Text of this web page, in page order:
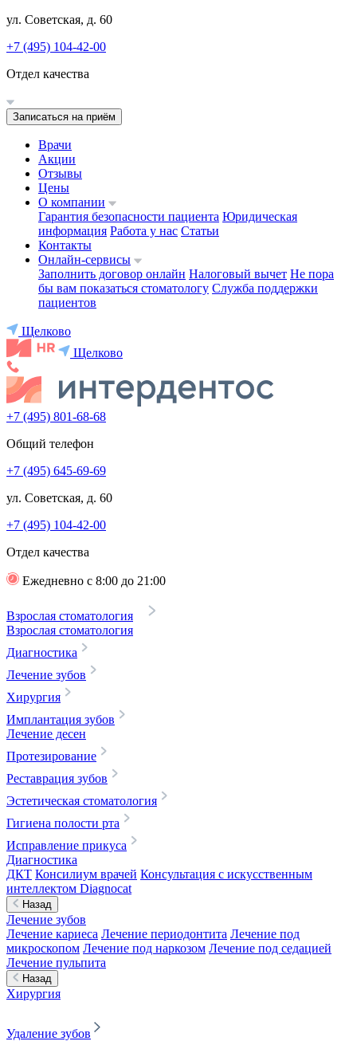
ул. Советская, д. 60
+7 (495) 104-42-00
Отдел качества
Записаться на приём
Врачи
Акции
Отзывы
Цены
О компании
Гарантия безопасности пациента Юридическая
информация Работа у нас Статьи
Контакты
Онлайн-сервисы
Заполнить договор онлайн Налоговый вычет Не пора
бы вам показаться стоматологу Служба поддержки
пациентов
Щелково
Щелково
+7 (495) 801-68-68
Общий телефон
+7 (495) 645-69-69
ул. Советская, д. 60
+7 (495) 104-42-00
Отдел качества
Ежедневно с 8:00 до 21:00
Взрослая стоматология
Взрослая стоматология
Диагностика
Лечение зубов
Хирургия
Имплантация зубов
Лечение десен
Протезирование
Реставрация зубов
Эстетическая стоматология
Гигиена полости рта
Исправление прикуса
Диагностика
ДКТ Консилиум врачей Консультация с искусственным
интеллектом Diagnocat
Назад
Лечение зубов
Лечение кариеса Лечение периодонтита Лечение под
микроскопом Лечение под наркозом Лечение под седацией
Лечение пульпита
Назад
Хирургия
Удаление зубов